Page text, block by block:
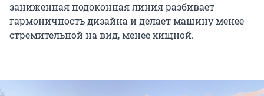
заниженная подоконная линия разбивает
гармоничность дизайна и делает машину менее
стремительной на вид, менее хищной.